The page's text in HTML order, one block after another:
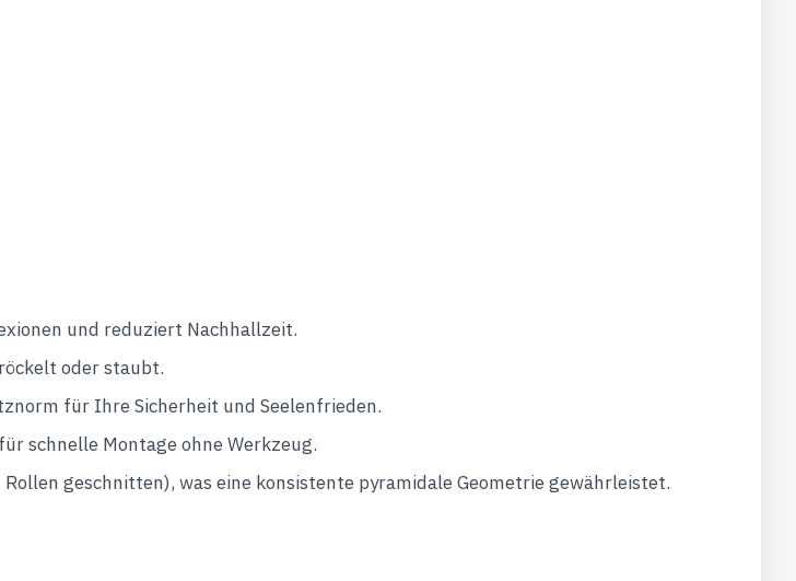
und reduziert Nachhallzeit.
oder staubt.
für Ihre Sicherheit und Seelenfrieden.
schnelle Montage ohne Werkzeug.
geschnitten), was eine konsistente pyramidale Geometrie gewährleistet.